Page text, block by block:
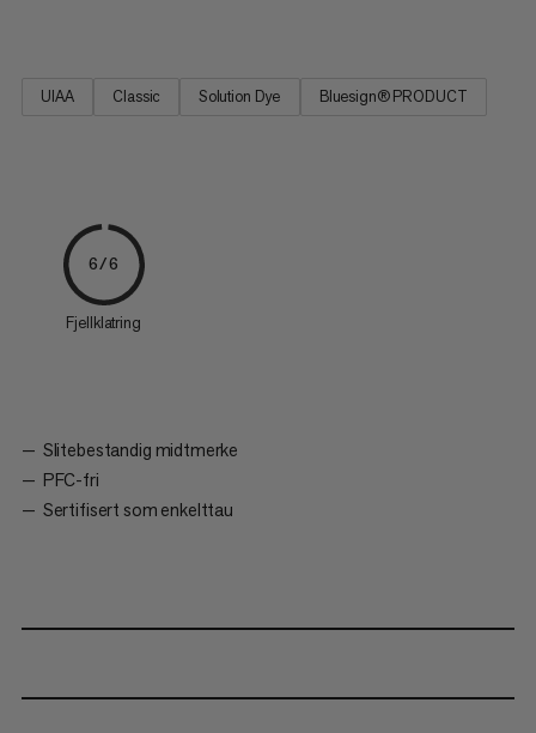
UIAA Classic Solution Dye Bluesign® PRODUCT
6/6
Fjellklatring
Slitebestandig midtmerke
PFC-fri
Sertifisert som enkelttau